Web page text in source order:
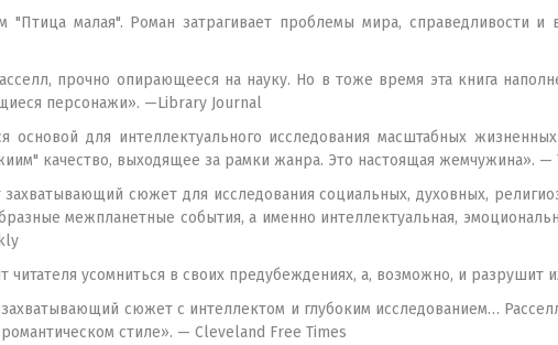
"Птица малая". Роман затрагивает проблемы мира, справедливости
прочно опирающееся на науку. Но в тоже время эта книга
персонажи». —Library Journal
основой для интеллектуального исследования масштабных
качество, выходящее за рамки жанра. Это настоящая жемчужина». —
сюжет для исследования социальных, духовных,
межпланетные события, а именно интеллектуальная,
читателя усомниться в своих предубеждениях, а, возможно, и разрушит
сюжет с интеллектом и глубоким исследованием…
стиле». — Cleveland Free Times